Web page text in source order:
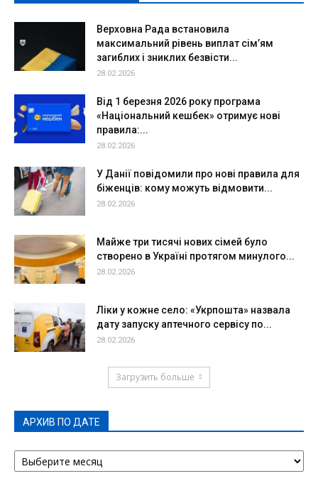
Верховна Рада встановила
максимальний рівень виплат сім’ям
загиблих і зниклих безвісти...
28.02.2026
Від 1 березня 2026 року програма
«Національний кешбек» отримує нові
правила:...
28.02.2026
У Данії повідомили про нові правила для
біженців: кому можуть відмовити...
28.02.2026
Майже три тисячі нових сімей було
створено в Україні протягом минулого...
28.02.2026
Ліки у кожне село: «Укрпошта» назвала
дату запуску аптечного сервісу по...
28.02.2026
Загрузить больше
АРХИВ ПО ДАТЕ
АРХИВ
ПО